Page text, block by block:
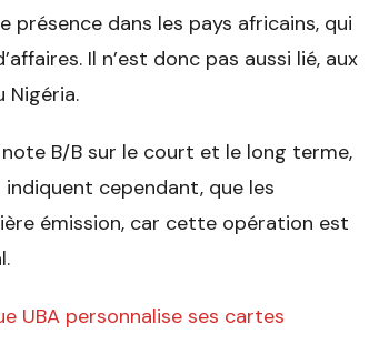
présence dans les pays africains, qui
Il n’est donc pas aussi lié, aux
Nigéria.
B/B sur le court et le long terme,
cependant, que les
émission, car cette opération est
UBA personnalise ses cartes